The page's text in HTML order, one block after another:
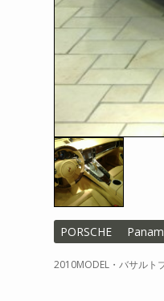
PORSCHE
2010MODEL・バサルト